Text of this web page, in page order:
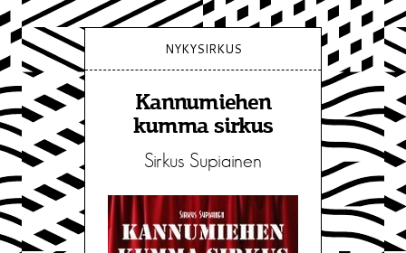
NYKYSIRKUS
Kannumiehen
kumma sirkus
Sirkus Supiainen